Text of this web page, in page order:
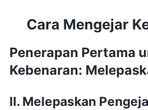
Cara Mengejar
Penerapan Pertama
Kebenaran:
II. Melepaskan